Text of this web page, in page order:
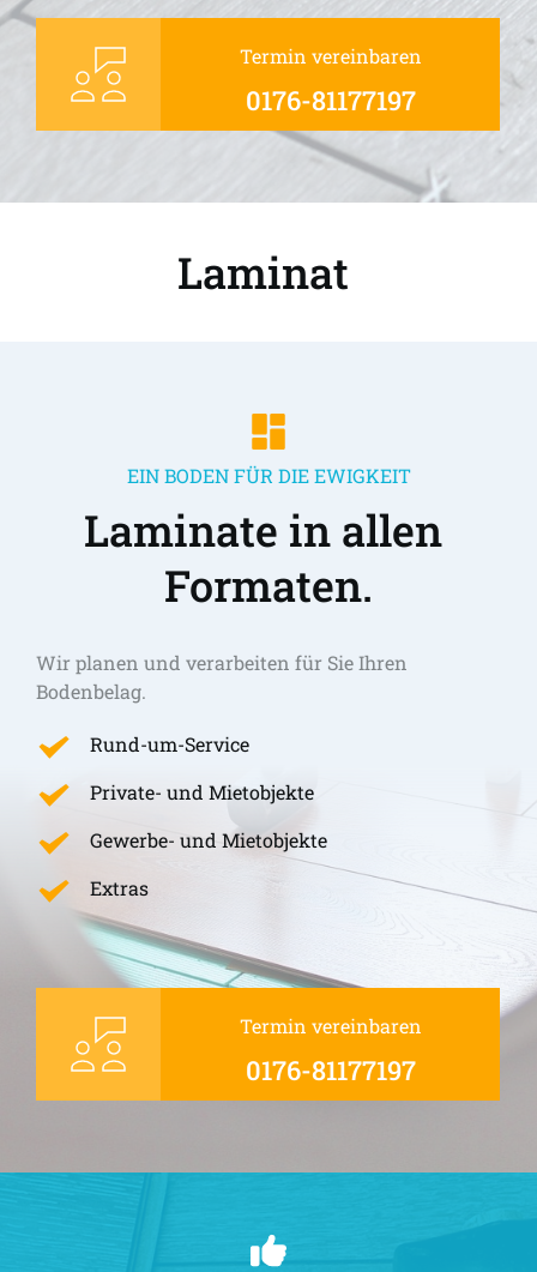
Termin vereinbaren
0176-81177197
Laminat
EIN BODEN FÜR DIE EWIGKEIT
Laminate in allen
Formaten.
Wir planen und verarbeiten für Sie Ihren
Bodenbelag.
Rund-um-Service
Private- und Mietobjekte
Gewerbe- und Mietobjekte
Extras
Termin vereinbaren
0176-81177197